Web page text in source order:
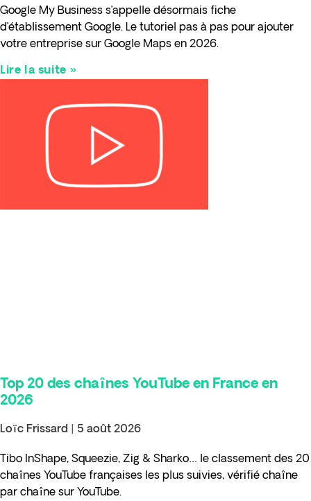
Google My Business s’appelle désormais fiche
d’établissement Google. Le tutoriel pas à pas pour ajouter
votre entreprise sur Google Maps en 2026.
Lire la suite »
Top 20 des chaînes YouTube en France en
2026
Loïc Frissard 5 août 2026
Tibo InShape, Squeezie, Zig & Sharko… le classement des 20
chaînes YouTube françaises les plus suivies, vérifié chaîne
par chaîne sur YouTube.